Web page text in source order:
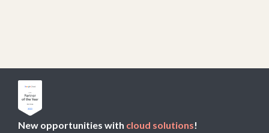
New opportunities with cloud solutions!